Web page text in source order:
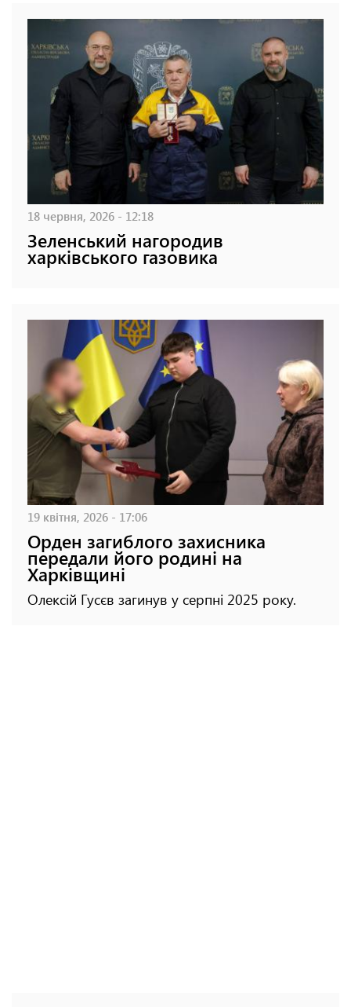
18 червня, 2026 - 12:18
Зеленський нагородив
харківського газовика
19 квітня, 2026 - 17:06
Орден загиблого захисника
передали його родині на
Харківщині
Олексій Гусєв загинув у серпні 2025 року.